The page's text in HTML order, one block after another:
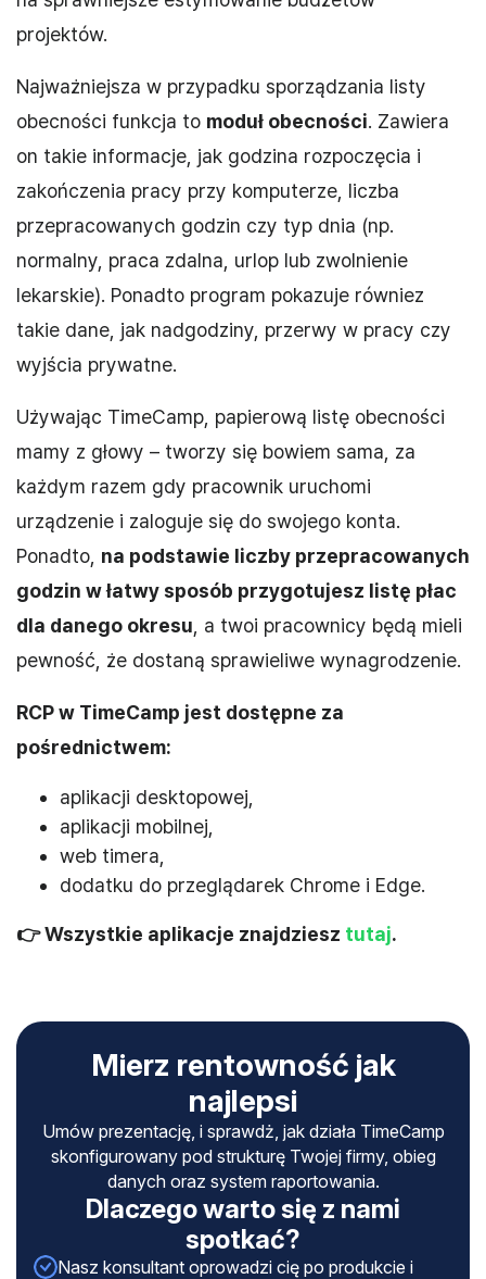
projektów.
Najważniejsza w przypadku sporządzania listy
obecności funkcja to moduł obecności. Zawiera
on takie informacje, jak godzina rozpoczęcia i
zakończenia pracy przy komputerze, liczba
przepracowanych godzin czy typ dnia (np.
normalny, praca zdalna, urlop lub zwolnienie
lekarskie). Ponadto program pokazuje równiez
takie dane, jak nadgodziny, przerwy w pracy czy
wyjścia prywatne.
Używając TimeCamp, papierową listę obecności
mamy z głowy – tworzy się bowiem sama, za
każdym razem gdy pracownik uruchomi
urządzenie i zaloguje się do swojego konta.
Ponadto, na podstawie liczby przepracowanych
godzin w łatwy sposób przygotujesz listę płac
dla danego okresu , a twoi pracownicy będą mieli
pewność, że dostaną sprawieliwe wynagrodzenie.
RCP w TimeCamp jest dostępne za
pośrednictwem:
aplikacji desktopowej,
aplikacji mobilnej,
web timera,
dodatku do przeglądarek Chrome i Edge.
👉 Wszystkie aplikacje znajdziesz tutaj.
Mierz rentowność jak
najlepsi
Umów prezentację, i sprawdż, jak działa TimeCamp
skonfigurowany pod strukturę Twojej firmy, obieg
danych oraz system raportowania.
Dlaczego warto się z nami
spotkać?
Nasz konsultant oprowadzi cię po produkcie i